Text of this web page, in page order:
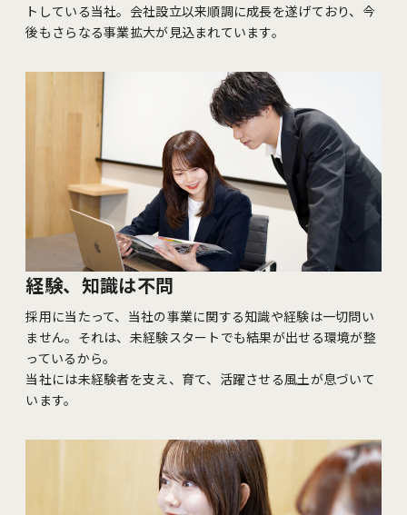
トしている当社。会社設立以来順調に成長を遂げており、今
後もさらなる事業拡大が見込まれています。
経験、知識は不問
採用に当たって、当社の事業に関する知識や経験は一切問い
ません。それは、未経験スタートでも結果が出せる環境が整
っているから。
当社には未経験者を支え、育て、活躍させる風土が息づいて
います。